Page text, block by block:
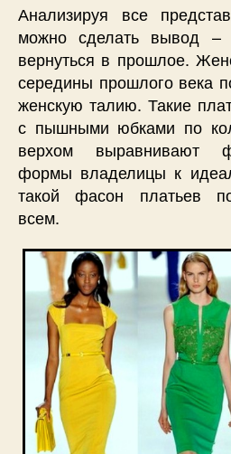
Анализируя все
можно сделать вывод –
вернуться в прошлое.
середины прошлого века
женскую талию. Такие
с пышными юбками по
верхом выравнивают
формы владелицы к
такой фасон платьев
всем.